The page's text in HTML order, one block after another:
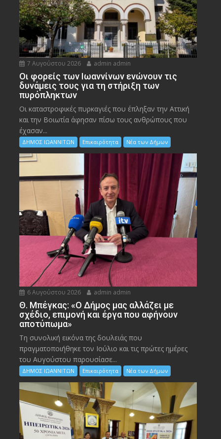
7 Αυγούστου 2026 admin admin
Οι φορείς των Ιωαννίνων ενώνουν τις
δυνάμεις τους για τη στήριξη των
πυρόπληκτων
Οι καταστροφικές πυρκαγιές που έπληξαν την Αττική
και την Bοιωτία άφησαν πίσω τους ανθρώπους που
έχασαν...
ΔΗΜΟΣ ΙΩΑΝΝΙΤΩΝ Επικαιρότητα Νέα των Δήμων
6 Αυγούστου 2026 admin admin
Θ. Μπέγκας: «Ο Δήμος μας αλλάζει με
σχέδιο, επιμονή και έργα που αφήνουν
αποτύπωμα»
Τη συνολική εικόνα της δουλειάς που
πραγματοποιήθηκε τον Ιούλιο και τις πρώτες ημέρες
του Αυγούστου παρουσίασε...
ΔΗΜΟΣ ΙΩΑΝΝΙΤΩΝ Επικαιρότητα Νέα των Δήμων